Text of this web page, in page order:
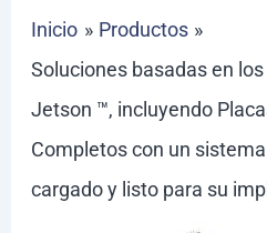
Inicio
Productos
Soluciones basadas en
Jetson ™, incluyendo
Completos con un
cargado y listo para su